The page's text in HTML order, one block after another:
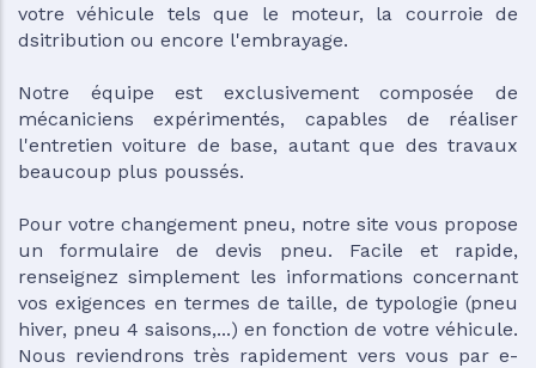
votre véhicule tels que le moteur, la courroie de
dsitribution ou encore l'embrayage.
Notre équipe est exclusivement composée de
mécaniciens expérimentés, capables de réaliser
l'entretien voiture de base, autant que des travaux
beaucoup plus poussés.
Pour votre changement pneu, notre site vous propose
un formulaire de devis pneu. Facile et rapide,
renseignez simplement les informations concernant
vos exigences en termes de taille, de typologie (pneu
hiver, pneu 4 saisons,...) en fonction de votre véhicule.
Nous reviendrons très rapidement vers vous par e-